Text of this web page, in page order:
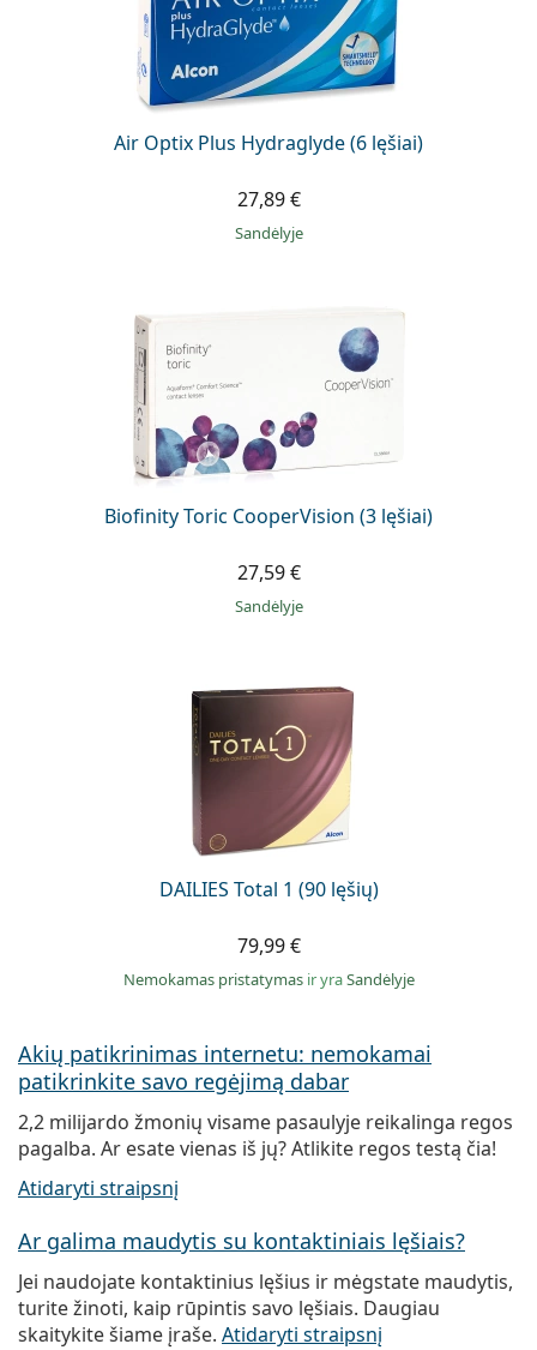
Air Optix Plus Hydraglyde (6 lęšiai)
27,89 €
Sandėlyje
Biofinity Toric CooperVision (3 lęšiai)
27,59 €
Sandėlyje
DAILIES Total 1 (90 lęšių)
79,99 €
Nemokamas pristatymas ir yraSandėlyje
Akių patikrinimas internetu: nemokamai
patikrinkite savo regėjimą dabar
2,2 milijardo žmonių visame pasaulyje reikalinga regos
pagalba. Ar esate vienas iš jų? Atlikite regos testą čia!
Atidaryti straipsnį
Ar galima maudytis su kontaktiniais lęšiais?
Jei naudojate kontaktinius lęšius ir mėgstate maudytis,
turite žinoti, kaip rūpintis savo lęšiais. Daugiau
skaitykite šiame įraše. Atidaryti straipsnį